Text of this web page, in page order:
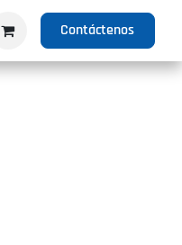
Contáctenos